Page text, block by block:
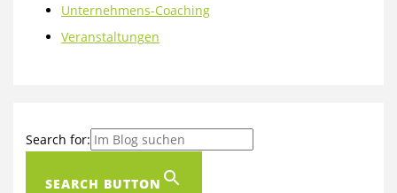
Unternehmens-Coaching
Veranstaltungen
Search for:
SEARCH BUTTON